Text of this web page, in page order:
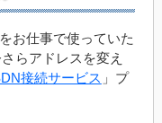
お仕事で使っていた
らアドレスを変え
接続サービス 」プ